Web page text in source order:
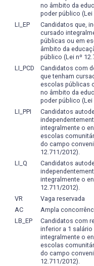
propostos: 1.
educacionais; e, 2.
pensados de modo
transversalidade que
transcender visões
de algumas
formação de um
nuances e
previsão na grade
supervisionados,
livre, tem o intuito de
também proporcionar
do fenômeno turístico.
Essa inter-relação
efetivará ainda
e atividades nos
Bacharelado em
Diretrizes Curriculares
em Turismo
A fim de garantir a
fenômeno turístico
técnica por semestre
disciplinas ofertadas
atividade.
Enfatizamos que
no âmbito da
poder público (Lei
LI_EP
Candidatos que,
cursado
públicas ou em
âmbito da
público (Lei nº
LI_PCD
Candidatos com
que tenham
escolas públicas
no âmbito da
poder público (Lei
LI_PPI
Candidatos
integralmente o
escolas
do campo
12.711/2012).
LI_Q
Candidatos
integralmente o
12.711/2012).
VR
Vaga reservada
AC
Ampla
LB_EP
Candidatos com
inferior a 1
integralmente o
escolas
do campo
12.711/2012).